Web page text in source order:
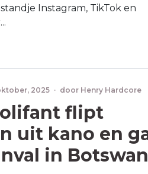
Instagram, TikTok en
2025 · door Henry Hardcore
flipt
uit kano en
in